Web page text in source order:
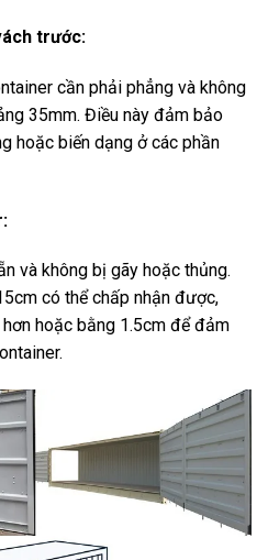
trước:
cần phải phẳng và không
35mm. Điều này đảm bảo
hoặc biến dạng ở các phần
và không bị gãy hoặc thủng.
có thể chấp nhận được,
hoặc bằng 1.5cm để đảm